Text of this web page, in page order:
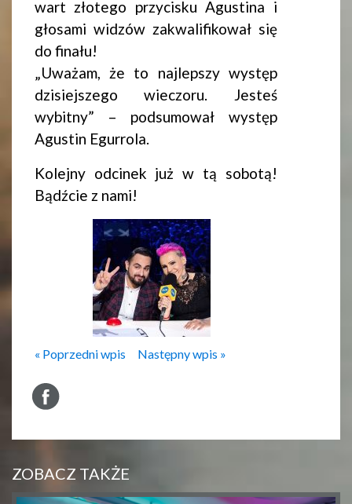
wart złotego przycisku Agustina i
głosami widzów zakwalifikował się
do finału!
„Uważam, że to najlepszy występ
dzisiejszego wieczoru. Jesteś
wybitny” – podsumował występ
Agustin Egurrola.
Kolejny odcinek już w tą sobotą!
Bądźcie z nami!
« Poprzedni wpis Następny wpis »
ZOBACZ TAKŻE